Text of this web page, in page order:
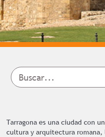
Tarragona es una ciudad con
cultura y arquitectura romana,